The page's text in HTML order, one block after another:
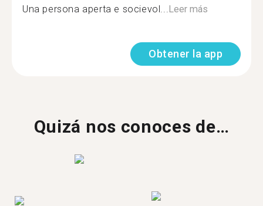
Una persona aperta e socievol...Leer más
Obtener la app
Quizá nos conoces de…